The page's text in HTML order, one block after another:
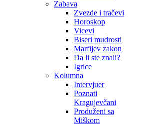
Zabava
Zvezde i tračevi
Horoskop
Vicevi
Biseri mudrosti
Marfijev zakon
Da li ste znali?
Igrice
Kolumna
Intervjuer
Poznati
Kragujevčani
Produženi sa
Miškom